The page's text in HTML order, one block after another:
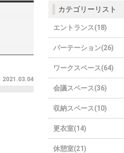
2021.03.04
カテゴリーリスト
エントランス(18)
パーテーション(26)
ワークスペース(64)
会議スペース(36)
収納スペース(10)
更衣室(14)
休憩室(21)